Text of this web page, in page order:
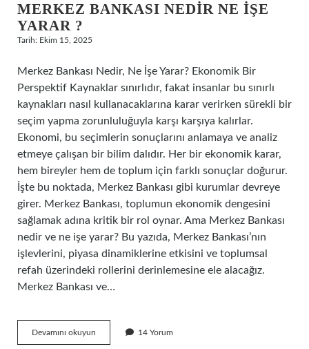
MERKEZ BANKASI NEDIR NE IŞE
YARAR ?
Tarih: Ekim 15, 2025
Merkez Bankası Nedir, Ne İşe Yarar? Ekonomik Bir
Perspektif Kaynaklar sınırlıdır, fakat insanlar bu sınırlı
kaynakları nasıl kullanacaklarına karar verirken sürekli bir
seçim yapma zorunluluğuyla karşı karşıya kalırlar.
Ekonomi, bu seçimlerin sonuçlarını anlamaya ve analiz
etmeye çalışan bir bilim dalıdır. Her bir ekonomik karar,
hem bireyler hem de toplum için farklı sonuçlar doğurur.
İşte bu noktada, Merkez Bankası gibi kurumlar devreye
girer. Merkez Bankası, toplumun ekonomik dengesini
sağlamak adına kritik bir rol oynar. Ama Merkez Bankası
nedir ve ne işe yarar? Bu yazıda, Merkez Bankası’nın
işlevlerini, piyasa dinamiklerine etkisini ve toplumsal
refah üzerindeki rollerini derinlemesine ele alacağız.
Merkez Bankası ve…
Devamını okuyun
Bankası
14 Yorum